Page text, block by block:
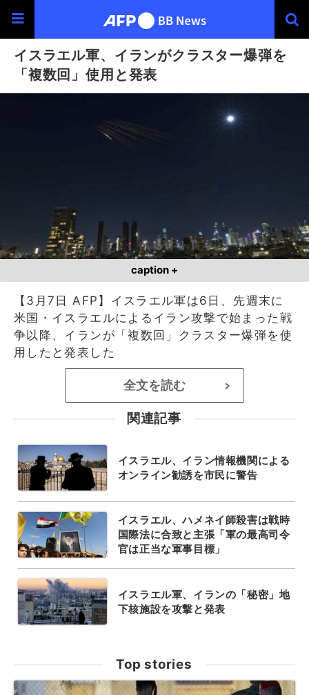
イスラエル軍、イランがクラスター爆弾を
「複数回」使用と発表
caption +
【3月7日 AFP】イスラエル軍は6日、先週末に
米国・イスラエルによるイラン攻撃で始まった戦
争以降、イランが「複数回」クラスター爆弾を使
用したと発表した
全文を読む >
関連記事
イスラエル、イラン情報機関による
オンライン勧誘を市民に警告
イスラエル、ハメネイ師殺害は戦時
国際法に合致と主張「軍の最高司令
官は正当な軍事目標」
イスラエル軍、イランの「秘密」地
下核施設を攻撃と発表
Top stories